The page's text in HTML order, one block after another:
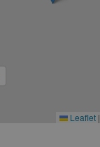
Leaflet |